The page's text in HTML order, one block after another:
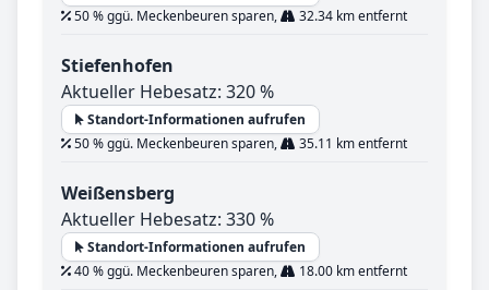
50 % ggü. Meckenbeuren sparen,
32.34 km entfernt
Stiefenhofen
Aktueller Hebesatz: 320 %
Standort-Informationen aufrufen
50 % ggü. Meckenbeuren sparen,
35.11 km entfernt
Weißensberg
Aktueller Hebesatz: 330 %
Standort-Informationen aufrufen
40 % ggü. Meckenbeuren sparen,
18.00 km entfernt